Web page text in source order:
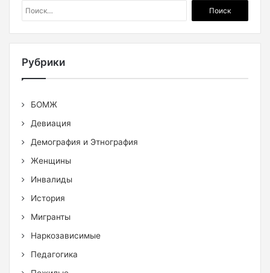
Рубрики
БОМЖ
Девиация
Демография и Этнография
Женщины
Инвалиды
История
Мигранты
Наркозависимые
Педагогика